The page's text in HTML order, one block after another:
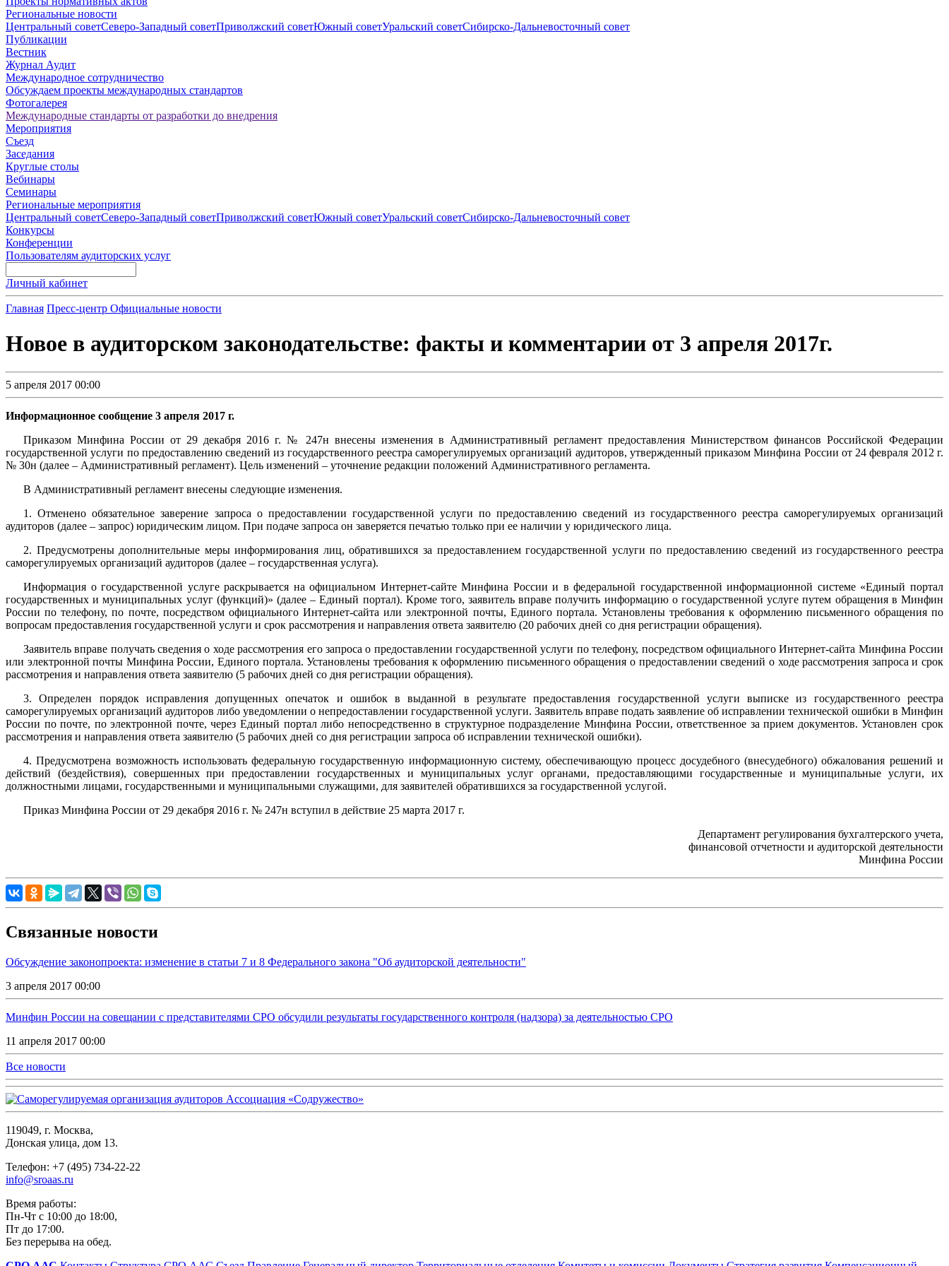
Региональные новости
Центральный советСеверо-Западный советПриволжский советЮжный советУральский советСибирско-Дальневосточный совет
Публикации
Вестник
Журнал Аудит
Международное сотрудничество
Обсуждаем проекты международных стандартов
Фотогалерея
Международные стандарты от разработки до внедрения
Мероприятия
Съезд
Заседания
Круглые столы
Вебинары
Семинары
Региональные мероприятия
Центральный советСеверо-Западный советПриволжский советЮжный советУральский советСибирско-Дальневосточный совет
Конкурсы
Конференции
Пользователям аудиторских услуг
Личный кабинет
Главная Пресс-центр Официальные новости
Новое в аудиторском законодательстве: факты и комментарии от 3 апреля 2017г.
5 апреля 2017 00:00
Информационное сообщение 3 апреля 2017 г.
Приказом Минфина России от 29 декабря 2016 г. № 247н внесены изменения в Административный регламент предоставления Министерством финансов Российской Федерации
государственной услуги по предоставлению сведений из государственного реестра саморегулируемых организаций аудиторов, утвержденный приказом Минфина России от 24 февраля 2012 г.
№ 30н (далее – Административный регламент). Цель изменений – уточнение редакции положений Административного регламента.
В Административный регламент внесены следующие изменения.
1. Отменено обязательное заверение запроса о предоставлении государственной услуги по предоставлению сведений из государственного реестра саморегулируемых организаций
аудиторов (далее – запрос) юридическим лицом. При подаче запроса он заверяется печатью только при ее наличии у юридического лица.
2. Предусмотрены дополнительные меры информирования лиц, обратившихся за предоставлением государственной услуги по предоставлению сведений из государственного реестра
саморегулируемых организаций аудиторов (далее – государственная услуга).
Информация о государственной услуге раскрывается на официальном Интернет-сайте Минфина России и в федеральной государственной информационной системе «Единый портал
государственных и муниципальных услуг (функций)» (далее – Единый портал). Кроме того, заявитель вправе получить информацию о государственной услуге путем обращения в Минфин
России по телефону, по почте, посредством официального Интернет-сайта или электронной почты, Единого портала. Установлены требования к оформлению письменного обращения по
вопросам предоставления государственной услуги и срок рассмотрения и направления ответа заявителю (20 рабочих дней со дня регистрации обращения).
Заявитель вправе получать сведения о ходе рассмотрения его запроса о предоставлении государственной услуги по телефону, посредством официального Интернет-сайта Минфина России
или электронной почты Минфина России, Единого портала. Установлены требования к оформлению письменного обращения о предоставлении сведений о ходе рассмотрения запроса и срок
рассмотрения и направления ответа заявителю (5 рабочих дней со дня регистрации обращения).
3. Определен порядок исправления допущенных опечаток и ошибок в выданной в результате предоставления государственной услуги выписке из государственного реестра
саморегулируемых организаций аудиторов либо уведомлении о непредоставлении государственной услуги. Заявитель вправе подать заявление об исправлении технической ошибки в Минфин
России по почте, по электронной почте, через Единый портал либо непосредственно в структурное подразделение Минфина России, ответственное за прием документов. Установлен срок
рассмотрения и направления ответа заявителю (5 рабочих дней со дня регистрации запроса об исправлении технической ошибки).
4. Предусмотрена возможность использовать федеральную государственную информационную систему, обеспечивающую процесс досудебного (внесудебного) обжалования решений и
действий (бездействия), совершенных при предоставлении государственных и муниципальных услуг органами, предоставляющими государственные и муниципальные услуги, их
должностными лицами, государственными и муниципальными служащими, для заявителей обратившихся за государственной услугой.
Приказ Минфина России от 29 декабря 2016 г. № 247н вступил в действие 25 марта 2017 г.
Департамент регулирования бухгалтерского учета,
финансовой отчетности и аудиторской деятельности
Минфина России
Связанные новости
Обсуждение законопроекта: изменение в статьи 7 и 8 Федерального закона "Об аудиторской деятельности"
3 апреля 2017 00:00
Минфин России на совещании с представителями СРО обсудили результаты государственного контроля (надзора) за деятельностью СРО
11 апреля 2017 00:00
Все новости
119049, г. Москва,
Донская улица, дом 13.
Телефон: +7 (495) 734-22-22
info@sroaas.ru
Время работы:
Пн-Чт с 10:00 до 18:00,
Пт до 17:00.
Без перерыва на обед.